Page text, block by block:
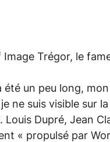
Image Trégor, le
un peu long,
ne suis visible sur
Louis Dupré, Jean
« propulsé par